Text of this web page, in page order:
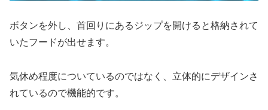
ボタンを外し、首回りにあるジップを開けると格納されて
いたフードが出せます。
気休め程度についているのではなく、立体的にデザインさ
れているので機能的です。